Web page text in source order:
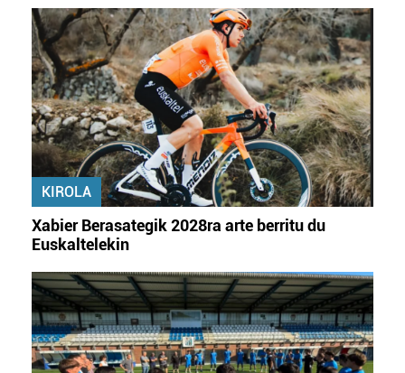
zure baimena Cookieen adierazpenean.
Webgune honek cookie propioak eta hirugarrenen cookie-
fitxategiak erabiltzen ditu. Zure esperientzia eta
zerbitzuak hobetzeko asmoz, cookie teknologiaz
baliatzen gara. Ohar hau onartuz gero, teknologia hori
erabiltzeko baimen esplizitua ematen diguzu.Gehiago
irakurri
KIROLA
Xabier Berasategik 2028ra arte berritu du
Euskaltelekin